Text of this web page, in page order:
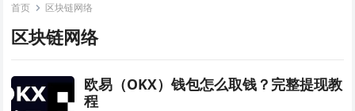
首页 区块链网络
区块链网络
欧易（OKX）钱包怎么取钱？完整提现教
程